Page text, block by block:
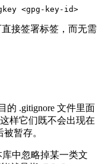
接签署标签，而无需
的 .gitignore 文件里面
样它们既不会出现在
暂存。
中忽略掉某一类文